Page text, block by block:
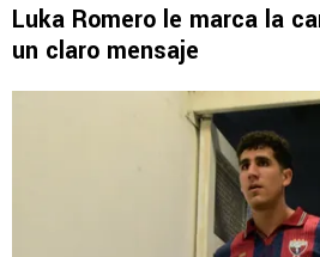
Luka Romero le marca la
un claro mensaje